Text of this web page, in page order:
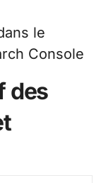
le
Console
des